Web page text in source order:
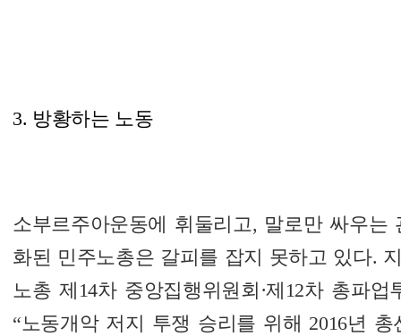
3. 방황하는 노동
소부르주아운동에 휘둘리고, 말로만 싸우는
화된 민주노총은 갈피를 잡지 못하고 있다.
노총 제14차 중앙집행위원회·제12차 총파
“노동개악 저지 투쟁 승리를 위해 2016년